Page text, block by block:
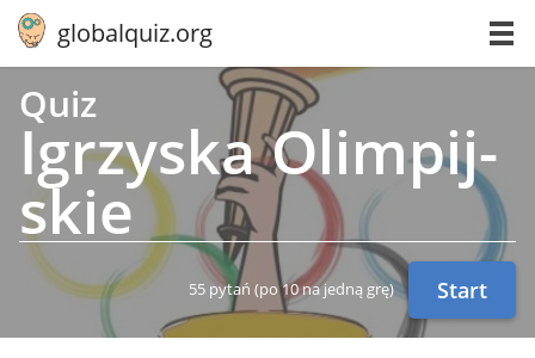
globalquiz.org
Quiz
Igrzyska Olim­pij­
skie
55 pytań (po 10 na jedną grę) Start